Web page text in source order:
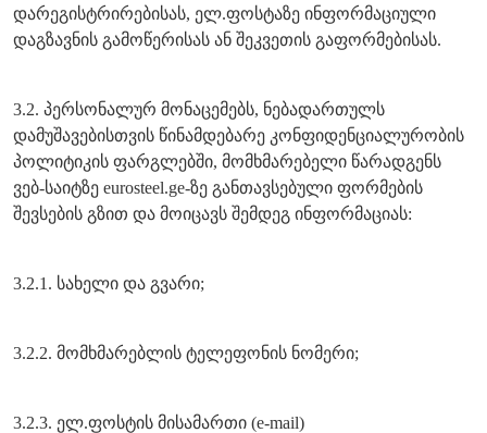
დარეგისტრირებისას, ელ.ფოსტაზე ინფორმაციული
დაგზავნის გამოწერისას ან შეკვეთის გაფორმებისას.
3.2. პერსონალურ მონაცემებს, ნებადართულს
დამუშავებისთვის წინამდებარე კონფიდენციალურობის
პოლიტიკის ფარგლებში, მომხმარებელი წარადგენს
ვებ-საიტზე eurosteel.ge-ზე განთავსებული ფორმების
შევსების გზით და მოიცავს შემდეგ ინფორმაციას:
3.2.1. სახელი და გვარი;
3.2.2. მომხმარებლის ტელეფონის ნომერი;
3.2.3. ელ.ფოსტის მისამართი (e-mail)